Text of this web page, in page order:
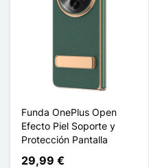
Funda OnePlus Open
Efecto Piel Soporte y
Protección Pantalla
29,99 €